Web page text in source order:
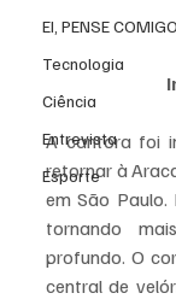
EI, PENSE COMIGO.
Tecnologia
Ciência
Entrevista
Esporte
A cantora foi
retornar à
em São
tornando
profundo. O
central de